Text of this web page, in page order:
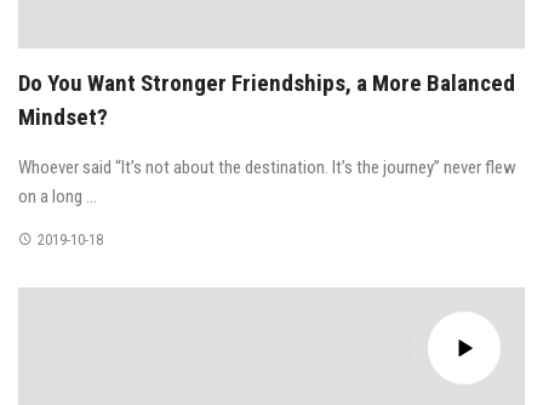
Do You Want Stronger Friendships, a More Balanced
Mindset?
Whoever said “It’s not about the destination. It’s the journey” never flew
on a long ...
2019-10-18